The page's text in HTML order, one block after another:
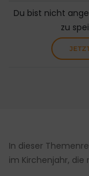
Du bist nicht
zu
In dieser
im Kirchenjahr,